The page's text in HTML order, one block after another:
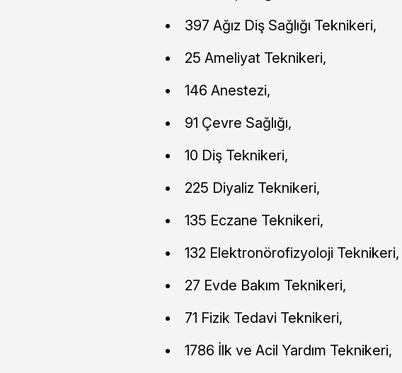
397 Ağız Diş Sağlığı Teknikeri,
25 Ameliyat Teknikeri,
146 Anestezi,
91 Çevre Sağlığı,
10 Diş Teknikeri,
225 Diyaliz Teknikeri,
135 Eczane Teknikeri,
132 Elektronörofizyoloji Teknikeri,
27 Evde Bakım Teknikeri,
71 Fizik Tedavi Teknikeri,
1786 İlk ve Acil Yardım Teknikeri,